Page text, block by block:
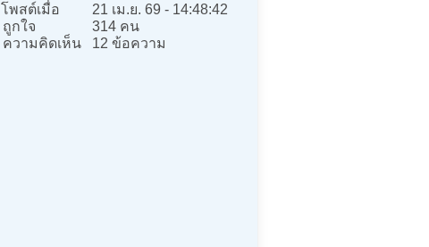
โพสต์เมื่อ
21 เม.ย. 69 - 14:48:42
ถูกใจ
314 คน
ความคิดเห็น
12 ข้อความ